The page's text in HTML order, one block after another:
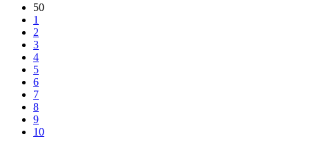
50
1
2
3
4
5
6
7
8
9
10